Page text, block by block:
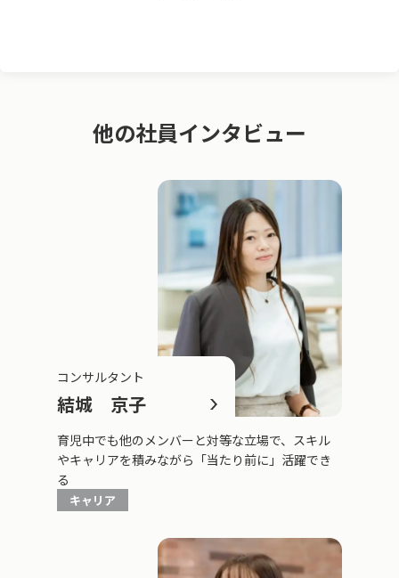
他の社員インタビュー
コンサルタント
結城 京子
育児中でも他のメンバーと対等な立場で、スキル
やキャリアを積みながら「当たり前に」活躍でき
る
キャリア